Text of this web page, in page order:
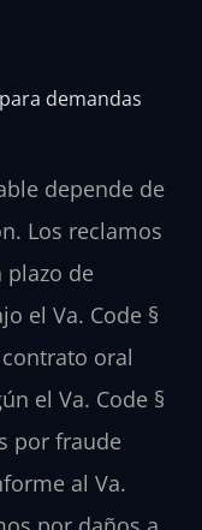
demandas
depende de
Los reclamos
de
el Va. Code §
oral
el Va. Code §
por fraude
al Va.